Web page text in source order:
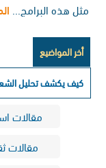
مثل هذه البرامج...
أخر المواضيع
كيف يكشف تحليل
التفسير الكيميائي
مقالات
مقالات